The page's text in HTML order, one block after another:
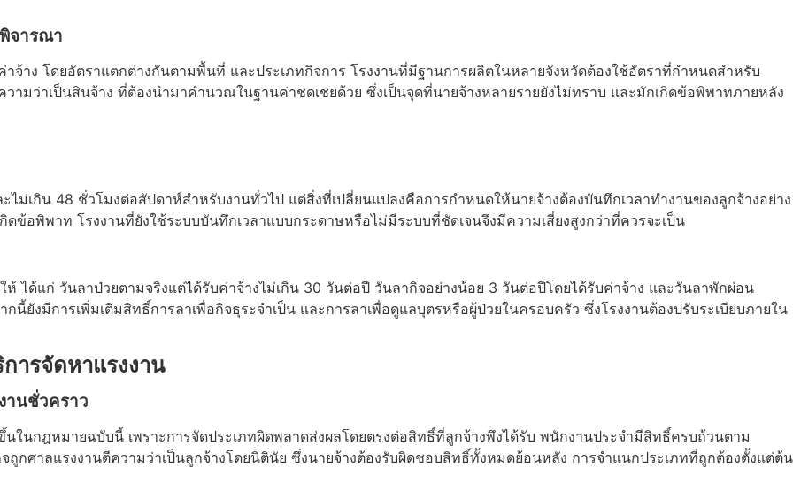
จารณา
าง โดยอัตราแตกต่างกันตามพื้นที่ และประเภทกิจการ โรงงานที่มีฐานการผลิตในหลายจังหวัดต้องใช้อัตราที่กำหนดสำหรับ
ามว่าเป็นสินจ้าง ที่ต้องนำมาคำนวณในฐานค่าชดเชยด้วย ซึ่งเป็นจุดที่นายจ้างหลายรายยังไม่ทราบ และมักเกิดข้อพิพาทภายหลัง
ม่เกิน 48 ชั่วโมงต่อสัปดาห์สำหรับงานทั่วไป แต่สิ่งที่เปลี่ยนแปลงคือการกำหนดให้นายจ้างต้องบันทึกเวลาทำงานของลูกจ้างอย่าง
ข้อพิพาท โรงงานที่ยังใช้ระบบบันทึกเวลาแบบกระดาษหรือไม่มีระบบที่ชัดเจนจึงมีความเสี่ยงสูงกว่าที่ควรจะเป็น
ได้แก่ วันลาป่วยตามจริงแต่ได้รับค่าจ้างไม่เกิน 30 วันต่อปี วันลากิจอย่างน้อย 3 วันต่อปีโดยได้รับค่าจ้าง และวันลาพักผ่อน
ยังมีการเพิ่มเติมสิทธิ์การลาเพื่อกิจธุระจำเป็น และการลาเพื่อดูแลบุตรหรือผู้ป่วยในครอบครัว ซึ่งโรงงานต้องปรับระเบียบภายใน
ารจัดหาแรงงาน
านชั่วคราว
ในกฎหมายฉบับนี้ เพราะการจัดประเภทผิดพลาดส่งผลโดยตรงต่อสิทธิ์ที่ลูกจ้างพึงได้รับ พนักงานประจำมีสิทธิ์ครบถ้วนตาม
กศาลแรงงานตีความว่าเป็นลูกจ้างโดยนิตินัย ซึ่งนายจ้างต้องรับผิดชอบสิทธิ์ทั้งหมดย้อนหลัง การจำแนกประเภทที่ถูกต้องตั้งแต่ต้น